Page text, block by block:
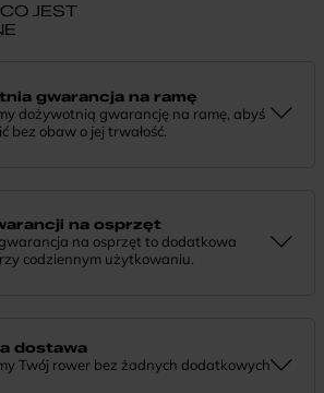
JEST
gwarancja na ramę
dożywotnią gwarancję na ramę, abyś
bez obaw o jej trwałość.
na osprzęt
na osprzęt to dodatkowa
codziennym użytkowaniu.
dostawa
Twój rower bez żadnych dodatkowych